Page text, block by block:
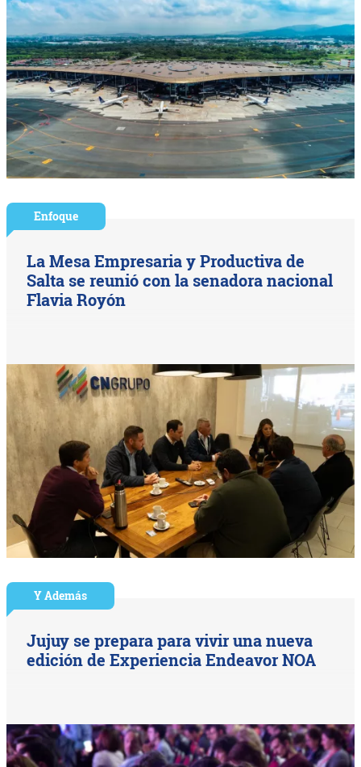
Enfoque
La Mesa Empresaria y Productiva de
Salta se reunió con la senadora nacional
Flavia Royón
Y Además
Jujuy se prepara para vivir una nueva
edición de Experiencia Endeavor NOA